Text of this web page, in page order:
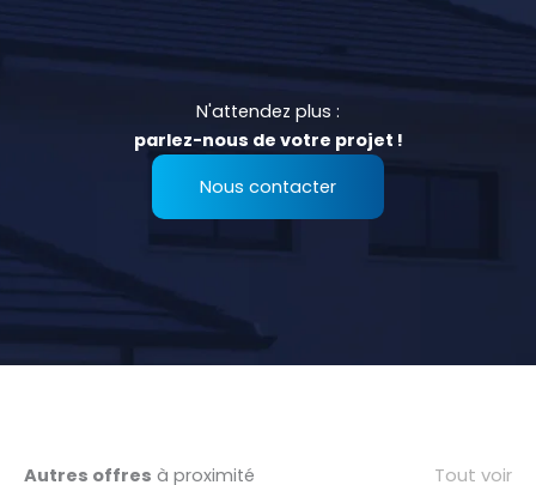
N'attendez plus :
parlez-nous de votre projet !
Nous contacter
Autres offres à proximité Tout voir